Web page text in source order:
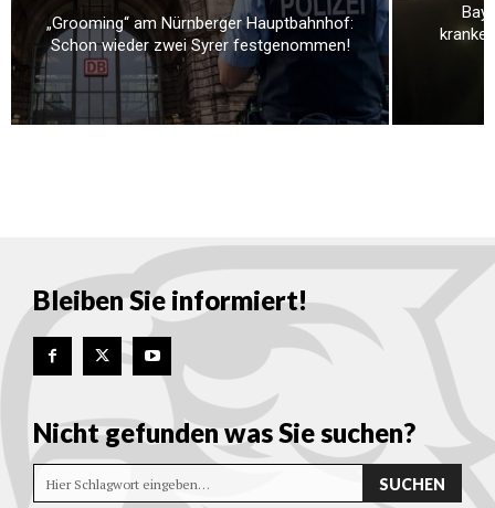
„Grooming“ am Nürnberger Hauptbahnhof:
Schon wieder zwei Syrer festgenommen!
Bleiben Sie informiert!
Nicht gefunden was Sie suchen?
Hier Schlagwort eingeben… SUCHEN